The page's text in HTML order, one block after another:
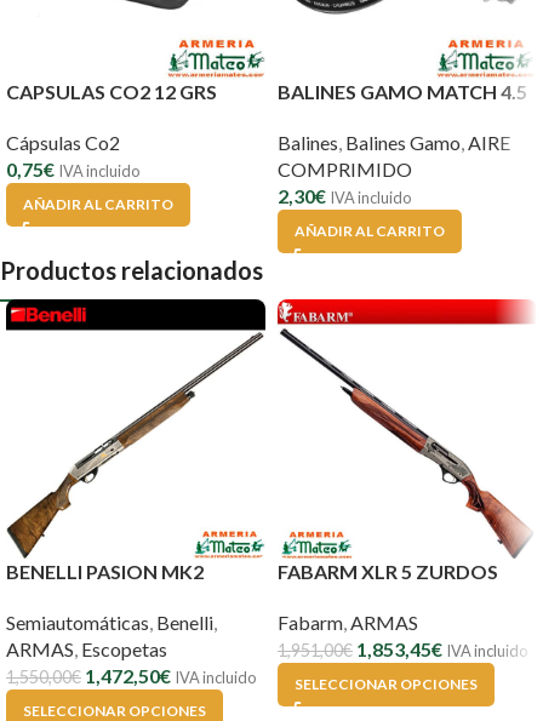
CAPSULAS CO2 12 GRS
Cápsulas Co2
0,75€ IVA incluido
AÑADIR AL CARRITO
BALINES GAMO MATCH 4.5
Balines Balines Gamo AIRE
COMPRIMIDO
2,30€ IVA incluido
AÑADIR AL CARRITO
Productos relacionados
BENELLI PASION MK2
Semiautomáticas Benelli
ARMAS Escopetas
1,550,00€ 1,472,50€ IVA incluido
SELECCIONAR OPCIONES
FABARM XLR 5 ZURDOS
Fabarm ARMAS
1,951,00€ 1,853,45€ IVA incluido
SELECCIONAR OPCIONES